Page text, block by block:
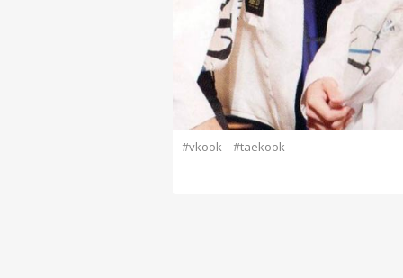
#vkook #taekook